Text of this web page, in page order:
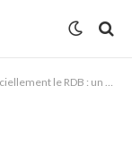
pour la campagne présidentielle